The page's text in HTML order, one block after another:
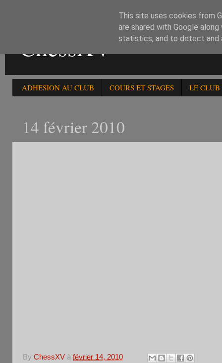
ChessXV
ADHESION AU CLUB COURS ET STAGES LE CLUB
14 février 2010
By ChessXV à février 14, 2010
This site uses cookies from
are shared with Google
statistics, and to detect and